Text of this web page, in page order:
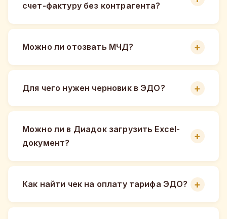
счет-фактуру без контрагента?
Можно ли отозвать МЧД?
Для чего нужен черновик в ЭДО?
Можно ли в Диадок загрузить Excel-
документ?
Как найти чек на оплату тарифа ЭДО?